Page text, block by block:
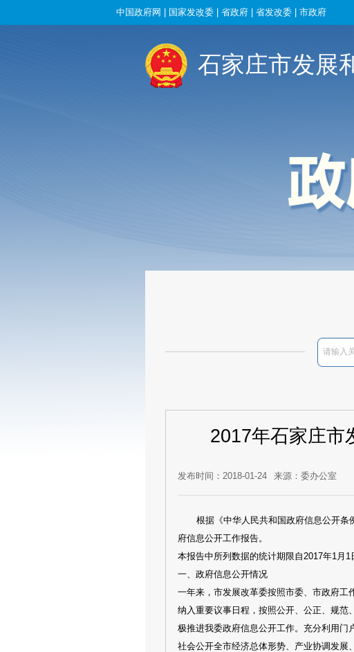
中国政府网 国家发改委 省政府 省发改委 市政府
石家庄市发展
2017年石家庄市
发布时间：2018-01-24 来源：委办公室
根据《中华人民共和国政府信息公开条
府信息公开工作报告。
本报告中所列数据的统计期限自2017年1月1
一、政府信息公开情况
一年来，市发展改革委按照市委、市政府
纳入重要议事日程，按照公开、公正、规范
极推进我委政府信息公开工作。充分利用门
社会公开全市经济总体形势、产业协调发